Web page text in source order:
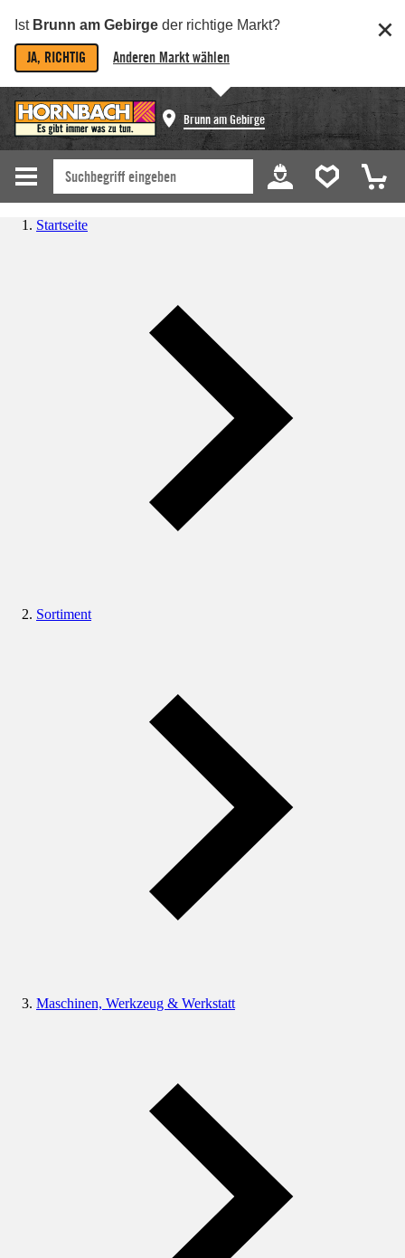
Ist Brunn am Gebirge der richtige Markt?
JA, RICHTIG Anderen Markt wählen
Brunn am Gebirge
Startseite
Sortiment
Maschinen, Werkzeug & Werkstatt